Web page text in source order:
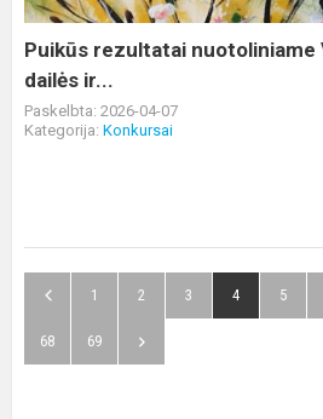
ir...
Puikūs rezultatai nuotoliniame
dailės ir...
Paskelbta: 2026-04-07
Kategorija: Konkursai
1 2 3 4 5
68 69